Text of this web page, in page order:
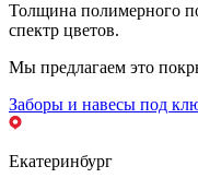
Толщина полимерного
спектр цветов.
Мы предлагаем это
Заборы и навесы под
Екатеринбург